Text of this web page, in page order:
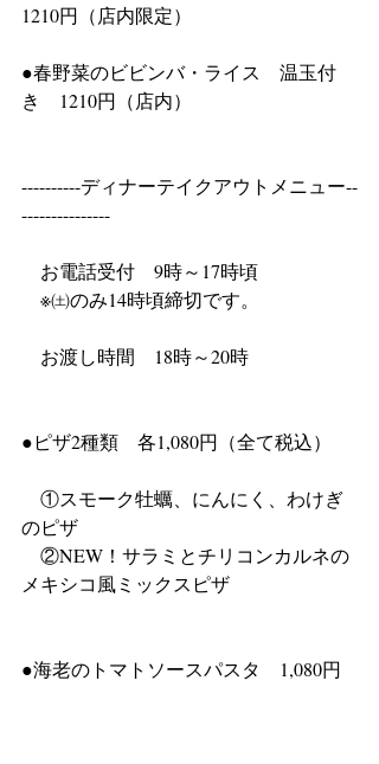
1210円（店内限定）
●春野菜のビビンバ・ライス　温玉付
き　1210円（店内）
----------ディナーテイクアウトメニュー--
---------------
お電話受付　9時～17時頃
お渡し時間　18時～20時
●ピザ2種類　各1,080円（全て税込）
①スモーク牡蠣、にんにく、わけぎ
②NEW！サラミとチリコンカルネの
メキシコ風ミックスピザ
●海老のトマトソースパスタ　1,080円